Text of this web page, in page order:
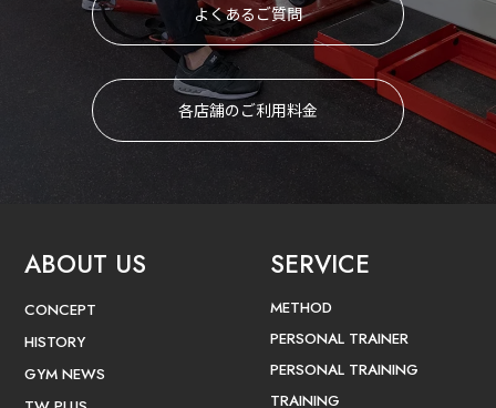
よくあるご質問
各店舗のご利用料金
ABOUT US
CONCEPT
HISTORY
GYM NEWS
SERVICE
METHOD
PERSONAL TRAINER
PERSONAL TRAINING
TRAINING